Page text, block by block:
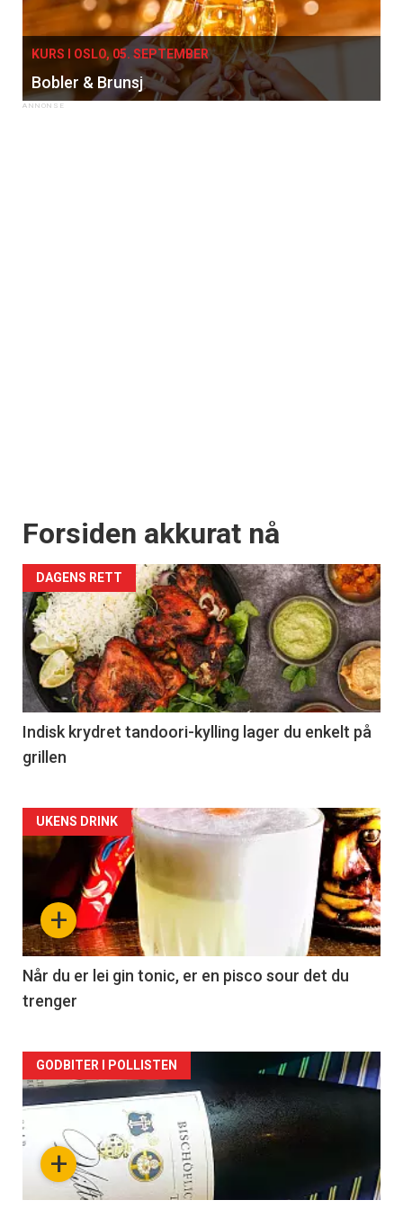
KURS I OSLO, 05. SEPTEMBER
Bobler & Brunsj
Forsiden akkurat nå
DAGENS RETT
Indisk krydret tandoori-kylling lager du enkelt på
grillen
Forsiden
akkurat
nå
-
2
+
UKENS DRINK
Når du er lei gin tonic, er en pisco sour det du
trenger
Forsiden
akkurat
nå+
GODBITER I POLLISTEN